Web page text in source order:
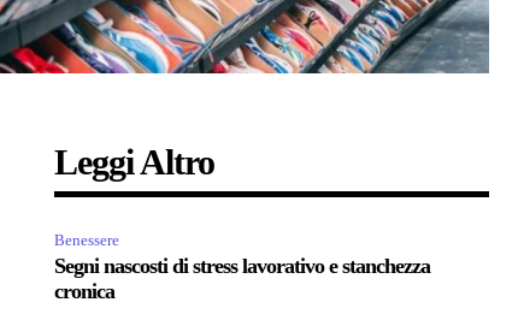
Leggi Altro
Benessere
Segni nascosti di stress lavorativo e stanchezza
cronica